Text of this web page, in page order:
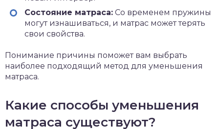
Состояние матраса: Со временем пружины
могут изнашиваться, и матрас может терять
свои свойства.
Понимание причины поможет вам выбрать
наиболее подходящий метод для уменьшения
матраса.
Какие способы уменьшения
матраса существуют?